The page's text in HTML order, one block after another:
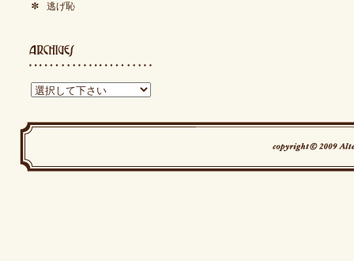
逃げ恥